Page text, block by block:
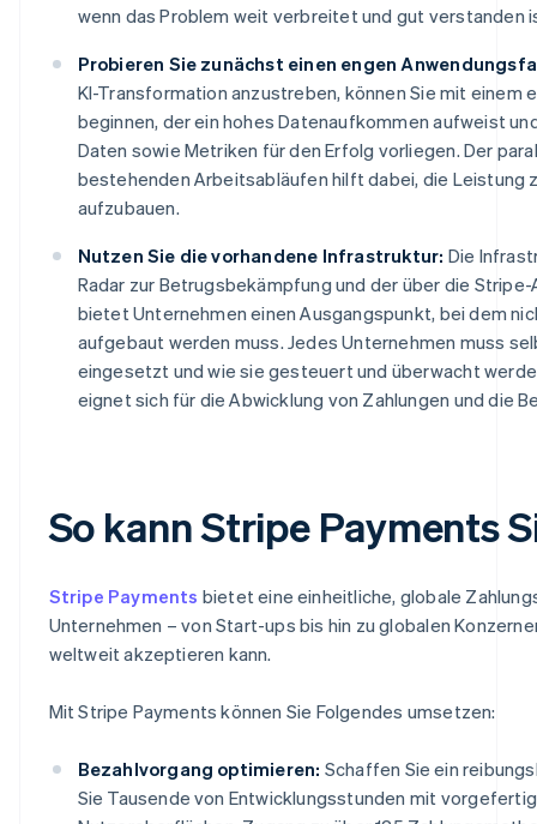
wenn das Problem weit verbreitet und gut verstanden
Probieren Sie zunächst einen engen
KI-Transformation anzustreben, können Sie mit einem
beginnen, der ein hohes Datenaufkommen aufweist
Daten sowie Metriken für den Erfolg vorliegen. Der
bestehenden Arbeitsabläufen hilft dabei, die Leistung
aufzubauen.
Nutzen Sie die vorhandene Infrastruktur: Die
Radar zur Betrugsbekämpfung und der über die
bietet Unternehmen einen Ausgangspunkt, bei dem
aufgebaut werden muss. Jedes Unternehmen muss
eingesetzt und wie sie gesteuert und überwacht
eignet sich für die Abwicklung von Zahlungen und die
So kann Stripe Payments
Stripe Payments bietet eine einheitliche, globale
Unternehmen – von Start-ups bis hin zu globalen
weltweit akzeptieren kann.
Mit Stripe Payments können Sie Folgendes umsetzen:
Bezahlvorgang optimieren: Schaffen Sie ein
Sie Tausende von Entwicklungsstunden mit